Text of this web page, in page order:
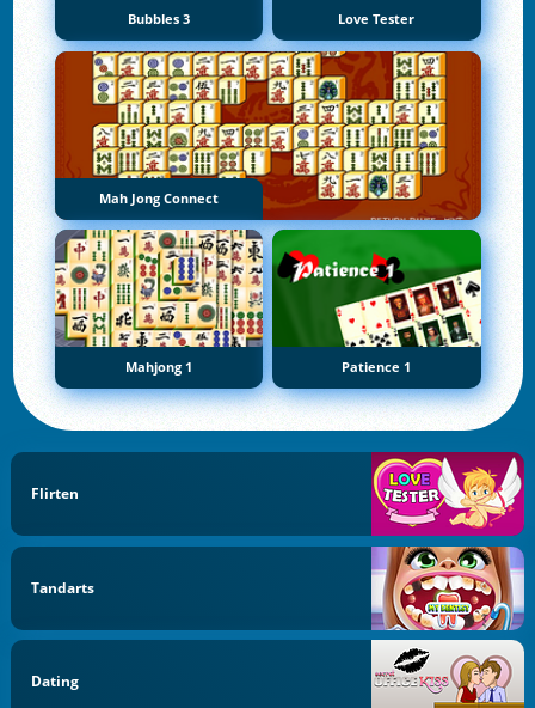
Bubbles 3 Love Tester
Mah Jong Connect
Mahjong 1 Patience 1
Flirten
Tandarts
Dating